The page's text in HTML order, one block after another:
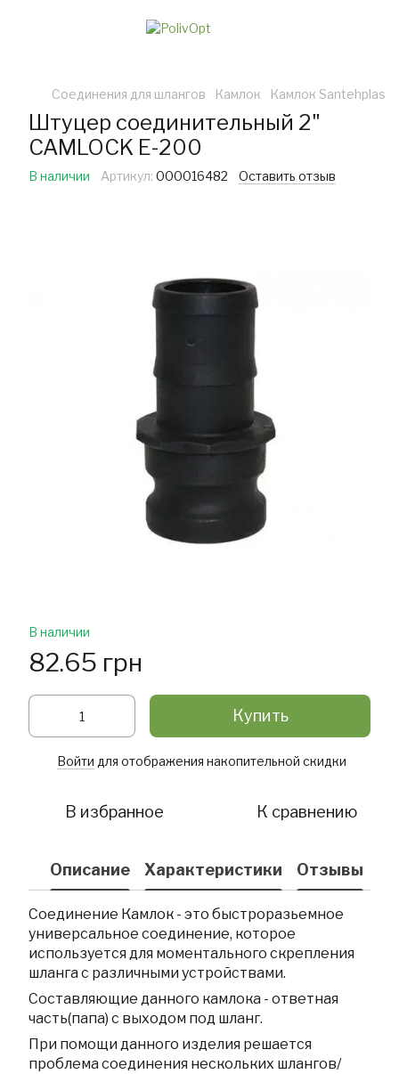
Соединения для шлангов Камлок Камлок Santehplas
Штуцер соединительный 2"
CAMLOCK Е-200
В наличии Артикул: 000016482 Оставить отзыв
В наличии
82.65 грн
Купить
Войти для отображения накопительной скидки
В избранное К сравнению
Описание Характеристики Отзывы
Соединение Камлок - это быстроразьемное
универсальное соединение, которое
используется для моментального скрепления
шланга с различными устройствами.
Составляющие данного камлока - ответная
часть(папа) с выходом под шланг.
При помощи данного изделия решается
проблема соединения нескольких шлангов/